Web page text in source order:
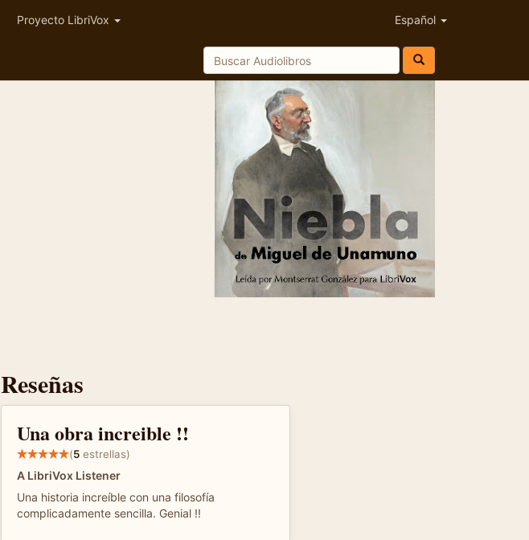
Proyecto LibriVox Español
Reseñas
Una obra increible !!
(5 estrellas)
A LibriVox Listener
Una historia increíble con una filosofía
complicadamente sencilla. Genial !!